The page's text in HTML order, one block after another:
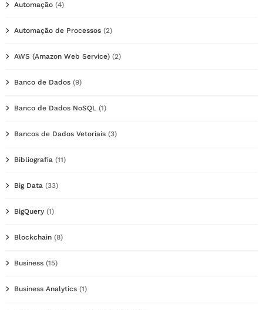
Automação (4)
Automação de Processos (2)
AWS (Amazon Web Service) (2)
Banco de Dados (9)
Banco de Dados NoSQL (1)
Bancos de Dados Vetoriais (3)
Bibliografia (11)
Big Data (33)
BigQuery (1)
Blockchain (8)
Business (15)
Business Analytics (1)